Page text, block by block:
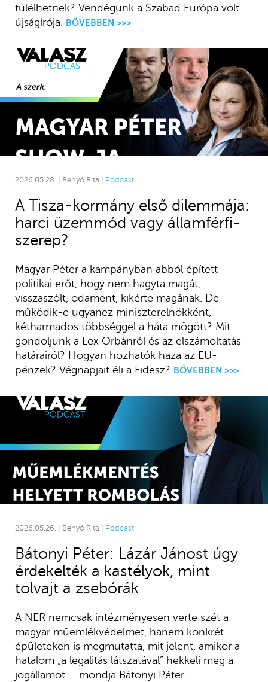
túlélhetnek? Vendégünk a Szabad Európa volt
újságírója.
BŐVEBBEN >>>
2026.05.28. | Benyó Rita | Podcast
A Tisza-kormány első dilemmája:
harci üzemmód vagy államférfi-
szerep?
Magyar Péter a kampányban abból épített
politikai erőt, hogy nem hagyta magát,
visszaszólt, odament, kikérte magának. De
működik-e ugyanez miniszterelnökként,
kétharmados többséggel a háta mögött? Mit
gondoljunk a Lex Orbánról és az elszámoltatás
határairól? Hogyan hozhatók haza az EU-
pénzek? Végnapjait éli a Fidesz? BŐVEBBEN >>>
2026.05.26. | Benyó Rita | Podcast
Bátonyi Péter: Lázár Jánost úgy
érdekelték a kastélyok, mint
tolvajt a zsebórák
A NER nemcsak intézményesen verte szét a
magyar műemlékvédelmet, hanem konkrét
épületeken is megmutatta, mit jelent, amikor a
hatalom „a legalitás látszatával” hekkeli meg a
jogállamot – mondja Bátonyi Péter